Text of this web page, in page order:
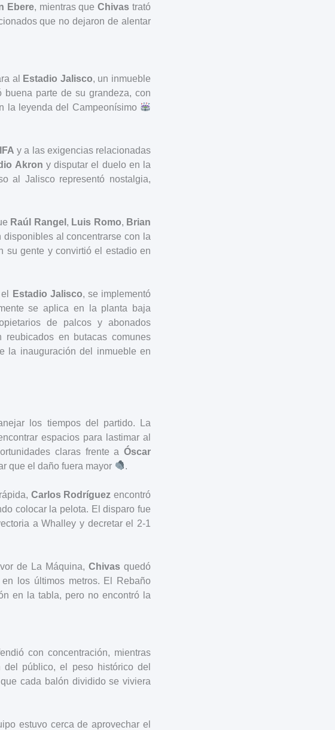
Ebere, mientras queChivas trató
que no dejaron de alentar
al
Estadio Jalisco, un inmueble
buena parte de su grandeza, con
la leyenda del Campeonísimo
y a las exigencias relacionadas
Akron y disputar el duelo en la
al Jalisco representó nostalgia,
Raúl Rangel , Luis Romo, Brian
disponibles al concentrarse con la
su gente y convirtió el estadio en
Estadio Jalisco, se implementó
se aplica en la planta baja
de palcos y abonados
reubicados en butacas comunes
la inauguración del inmueble en
los tiempos del partido. La
espacios para lastimar al
claras frente aÓscar
que el daño fuera mayor .
Carlos Rodríguez encontró
colocar la pelota. El disparo fue
a Whalley y decretar el 2-1
de La Máquina, Chivasquedó
los últimos metros. El Rebaño
en la tabla, pero no encontró la
con concentración, mientras
público, el peso histórico del
cada balón dividido se viviera
estuvo cerca de aprovechar el